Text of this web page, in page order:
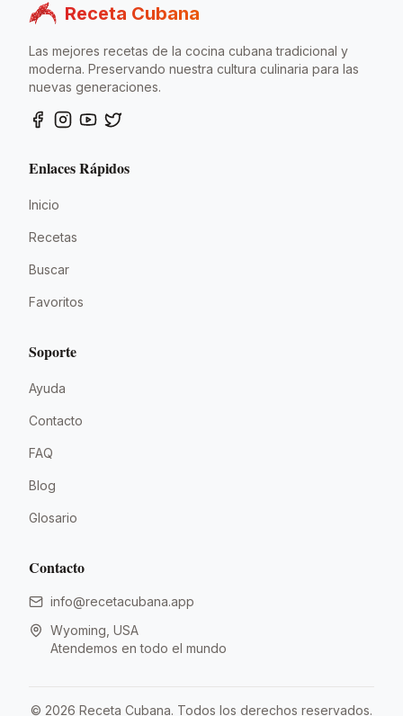
Receta Cubana
Las mejores recetas de la cocina cubana tradicional y
moderna. Preservando nuestra cultura culinaria para las
nuevas generaciones.
Enlaces Rápidos
Inicio
Recetas
Buscar
Favoritos
Soporte
Ayuda
Contacto
FAQ
Blog
Glosario
Contacto
info@recetacubana.app
Wyoming, USA
Atendemos en todo el mundo
© 2026 Receta Cubana. Todos los derechos reservados.